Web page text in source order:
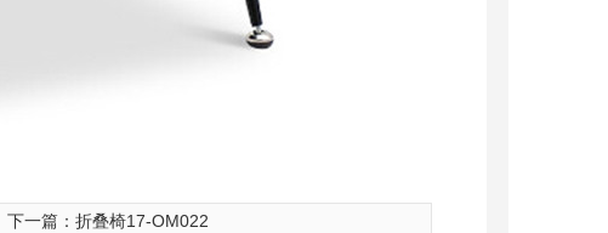
下一篇： 折叠椅17-OM022